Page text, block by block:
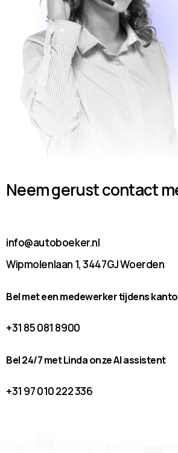
Neem gerust contact
info@autoboeker.nl
Wipmolenlaan 1, 3447GJ Woerden
Bel met een medewerker tijdens
+31 85 081 8900
Bel 24/7 met Linda onze AI assistent
+31 97 010 222 336